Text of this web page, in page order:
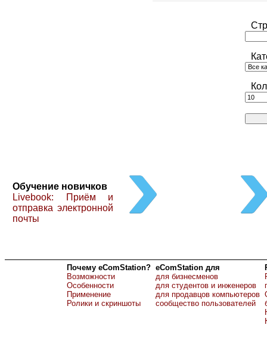
Обучение новичков
Livebook: Приём и
отправка электронной
почты
Почему eComStation?
Возможности
Особенности
Применение
Ролики и скриншоты
eComStation для
для бизнесменов
для студентов и инженеров
для продавцов компьютеров
сообщество пользователей